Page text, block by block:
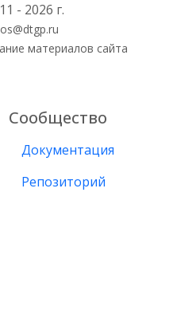
- 2026 г.
материалов сайта
Сообщество
Документация
Репозиторий